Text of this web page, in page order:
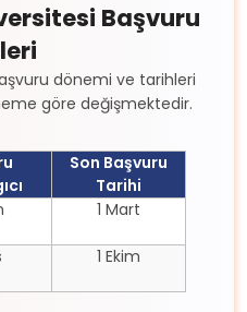
Başvuru
dönemi ve tarihleri
göre değişmektedir.
Son Başvuru
Tarihi
1 Mart
1 Ekim